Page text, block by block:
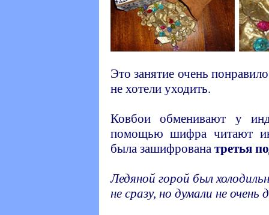
Это занятие очень
не хотели уходить.
Ковбои обменивают у
помощью шифра читают
была зашифрована третья
Ледяной горой был
не сразу, но думали не очень